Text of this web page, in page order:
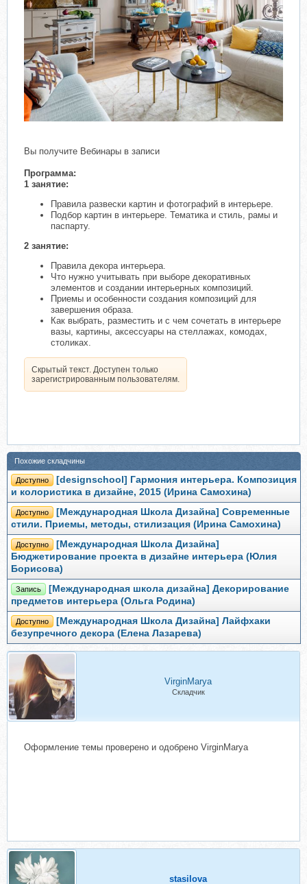
Вы получите Вебинары в записи
Программа:
1 занятие:
Правила развески картин и фотографий в интерьере.
Подбор картин в интерьере. Тематика и стиль, рамы и
паспарту.
2 занятие:
Правила декора интерьера.
Что нужно учитывать при выборе декоративных
элементов и создании интерьерных композиций.
Приемы и особенности создания композиций для
завершения образа.
Как выбрать, разместить и с чем сочетать в интерьере
вазы, картины, аксессуары на стеллажах, комодах,
столиках.
Скрытый текст. Доступен только
зарегистрированным пользователям.
Похожие складчины
Доступно
[designschool] Гармония интерьера. Композиция
и колористика в дизайне, 2015 (Ирина Самохина)
Доступно
[Международная Школа Дизайна] Современные
стили. Приемы, методы, стилизация (Ирина Самохина)
Доступно
[Международная Школа Дизайна]
Бюджетирование проекта в дизайне интерьера (Юлия
Борисова)
Запись
[Международная школа дизайна] Декорирование
предметов интерьера (Ольга Родина)
Доступно
[Международная Школа Дизайна] Лайфхаки
безупречного декора (Елена Лазарева)
VirginMarya
Складчик
Оформление темы проверено и одобрено VirginMarya
stasilova